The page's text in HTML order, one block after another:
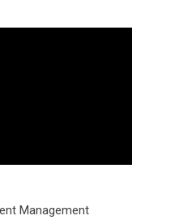
Management